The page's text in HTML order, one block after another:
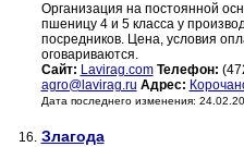
Организация на постоянной
пшеницу 4 и 5 класса у
посредников. Цена, условия
оговариваются.
Сайт: Lavirag.com Телефон:
agro@lavirag.ru Адрес:
Дата последнего изменения:
16. Злагода